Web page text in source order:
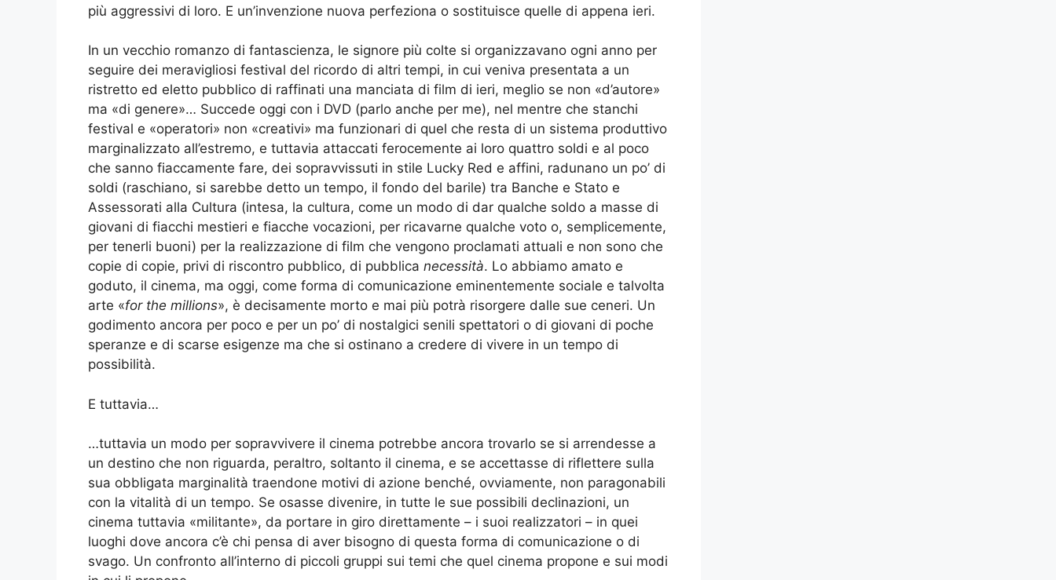
più aggressivi di loro. E un’invenzione nuova perfeziona o sostituisce quelle di appena ieri.
In un vecchio romanzo di fantascienza, le signore più colte si organizzavano ogni anno per
seguire dei meravigliosi festival del ricordo di altri tempi, in cui veniva presentata a un
ristretto ed eletto pubblico di raffinati una manciata di film di ieri, meglio se non «d’autore»
ma «di genere»… Succede oggi con i DVD (parlo anche per me), nel mentre che stanchi
festival e «operatori» non «creativi» ma funzionari di quel che resta di un sistema produttivo
marginalizzato all’estremo, e tuttavia attaccati ferocemente ai loro quattro soldi e al poco
che sanno fiaccamente fare, dei sopravvissuti in stile Lucky Red e affini, radunano un po’ di
soldi (raschiano, si sarebbe detto un tempo, il fondo del barile) tra Banche e Stato e
Assessorati alla Cultura (intesa, la cultura, come un modo di dar qualche soldo a masse di
giovani di fiacchi mestieri e fiacche vocazioni, per ricavarne qualche voto o, semplicemente,
per tenerli buoni) per la realizzazione di film che vengono proclamati attuali e non sono che
copie di copie, privi di riscontro pubblico, di pubblica necessità. Lo abbiamo amato e
goduto, il cinema, ma oggi, come forma di comunicazione eminentemente sociale e talvolta
arte «for the millions», è decisamente morto e mai più potrà risorgere dalle sue ceneri. Un
godimento ancora per poco e per un po’ di nostalgici senili spettatori o di giovani di poche
speranze e di scarse esigenze ma che si ostinano a credere di vivere in un tempo di
possibilità.
E tuttavia…
…tuttavia un modo per sopravvivere il cinema potrebbe ancora trovarlo se si arrendesse a
un destino che non riguarda, peraltro, soltanto il cinema, e se accettasse di riflettere sulla
sua obbligata marginalità traendone motivi di azione benché, ovviamente, non paragonabili
con la vitalità di un tempo. Se osasse divenire, in tutte le sue possibili declinazioni, un
cinema tuttavia «militante», da portare in giro direttamente – i suoi realizzatori – in quei
luoghi dove ancora c’è chi pensa di aver bisogno di questa forma di comunicazione o di
svago. Un confronto all’interno di piccoli gruppi sui temi che quel cinema propone e sui modi